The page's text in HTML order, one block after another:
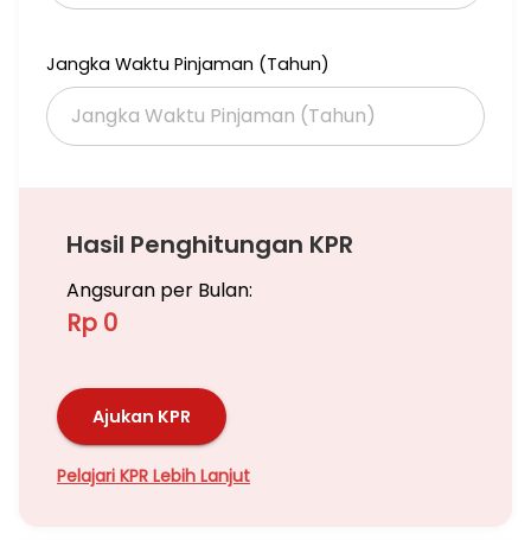
Hubungi:
Jangka Waktu Pinjaman (Tahun)
Hasil Penghitungan KPR
Angsuran per Bulan:
Rp 0
Ajukan KPR
Pelajari KPR Lebih Lanjut